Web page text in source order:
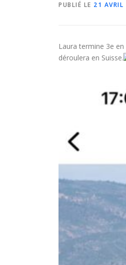
PUBLIÉ LE 21 AVRIL
Laura termine 3e
déroulera en Suisse.